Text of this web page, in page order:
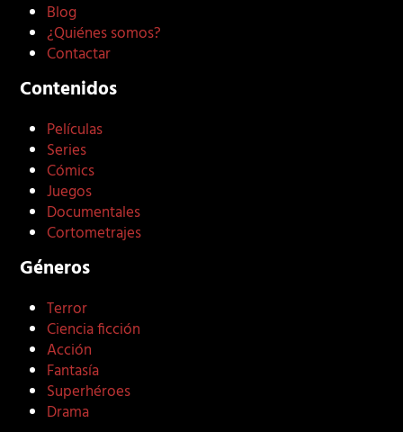
Blog
¿Quiénes somos?
Contactar
Contenidos
Películas
Series
Cómics
Juegos
Documentales
Cortometrajes
Géneros
Terror
Ciencia ficción
Acción
Fantasía
Superhéroes
Drama